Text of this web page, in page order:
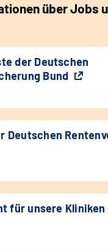
über Jobs
der Deutschen
Bund
Deutschen
für unsere Kliniken